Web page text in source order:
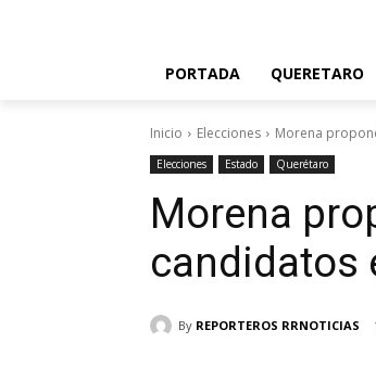
PORTADA QUERETARO
Inicio Elecciones Morena
Elecciones Estado Querétaro
Morena
candidatos
By REPORTEROS RRNOTICIAS